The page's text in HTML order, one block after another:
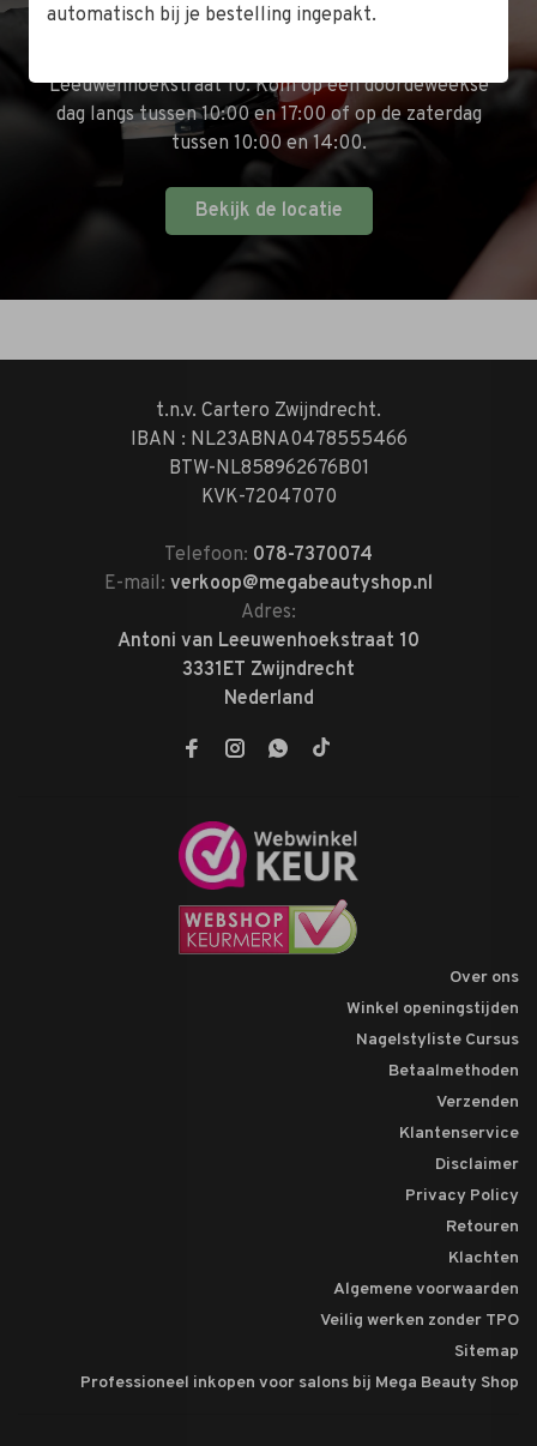
Naast de online shop hebben wij ook een fysieke
Leeuwenhoekstraat 10. Kom op een doordeweekse
dag langs tussen 10:00 en 17:00 of op de zaterdag
tussen 10:00 en 14:00.
Bekijk de locatie
t.n.v. Cartero Zwijndrecht.
IBAN : NL23ABNA0478555466
BTW-NL858962676B01
KVK-72047070
Telefoon: 078-7370074
E-mail: verkoop@megabeautyshop.nl
Adres:
Antoni van Leeuwenhoekstraat 10
3331ET Zwijndrecht
Nederland
Over ons
Winkel openingstijden
Nagelstyliste Cursus
Betaalmethoden
Verzenden
Klantenservice
Disclaimer
Privacy Policy
Retouren
Klachten
Algemene voorwaarden
Veilig werken zonder TPO
Sitemap
Professioneel inkopen voor salons bij Mega Beauty Shop
automatisch bij je bestelling ingepakt.